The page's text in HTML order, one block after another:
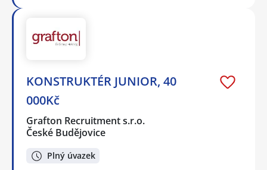
KONSTRUKTÉR JUNIOR, 40
000Kč
Grafton Recruitment s.r.o.
České Budějovice
Plný úvazek